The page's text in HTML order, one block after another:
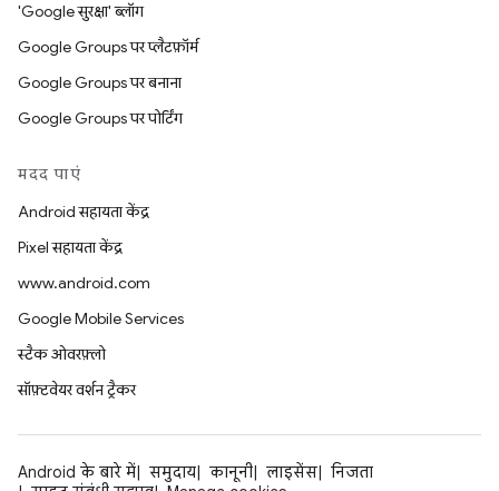
'Google सुरक्षा' ब्लॉग
Google Groups पर प्लैटफ़ॉर्म
Google Groups पर बनाना
Google Groups पर पोर्टिंग
मदद पाएं
Android सहायता केंद्र
Pixel सहायता केंद्र
www.android.com
Google Mobile Services
स्टैक ओवरफ़्लो
सॉफ़्टवेयर वर्शन ट्रैकर
Android के बारे में समुदाय कानूनी लाइसेंस
निजता